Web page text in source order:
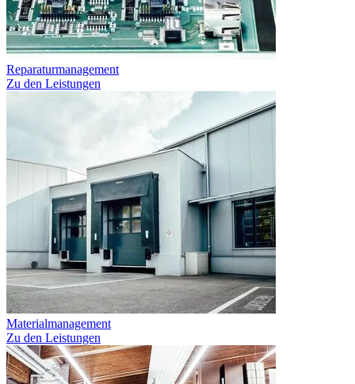
Reparaturmanagement
Zu den Leistungen
Materialmanagement
Zu den Leistungen